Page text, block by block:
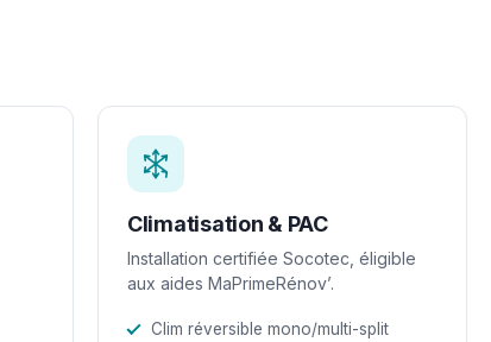
Climatisation & PAC
Installation certifiée Socotec, éligible
aux aides MaPrimeRénov’.
Clim réversible mono/multi-split